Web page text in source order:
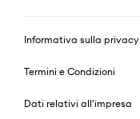
Informativa sulla privacy
Termini e Condizioni
Dati relativi all'impresa